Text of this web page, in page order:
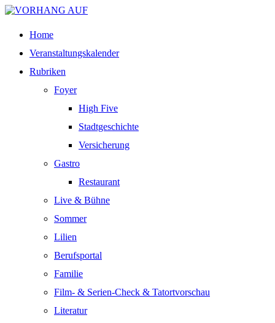
Home
Veranstaltungskalender
Rubriken
Foyer
High Five
Stadtgeschichte
Versicherung
Gastro
Restaurant
Live & Bühne
Sommer
Lilien
Berufsportal
Familie
Film- & Serien-Check & Tatortvorschau
Literatur